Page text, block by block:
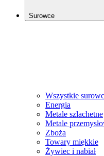
Surowce
Wszystkie
Energia
Metale szlachetne
Metale
Zboża
Towary miękkie
Żywiec i nabiał